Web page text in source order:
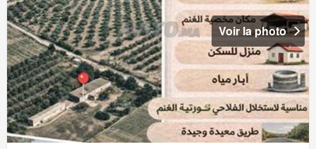
Voir la photo